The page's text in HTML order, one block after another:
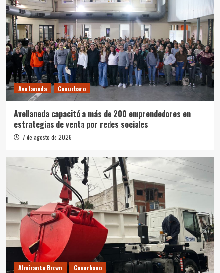
Avellaneda Conurbano
Avellaneda capacitó a más de 200 emprendedores en
estrategias de venta por redes sociales
7 de agosto de 2026
Almirante Brown Conurbano